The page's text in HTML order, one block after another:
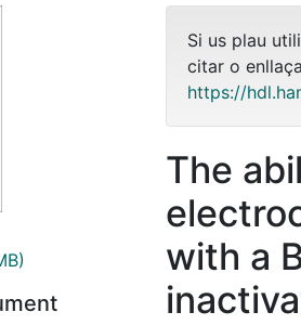
Si us plau
citar o
https://
The
with a